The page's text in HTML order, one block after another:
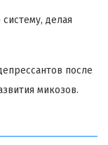
делая
после
микозов.